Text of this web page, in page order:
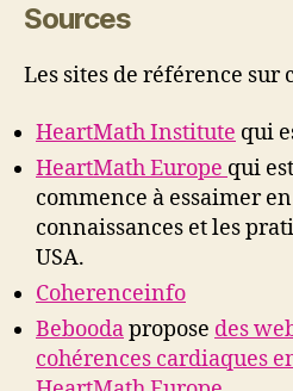
Sources
Les sites de référence sur
HeartMath Institute qui
HeartMath Europe qui
commence à essaimer
connaissances et les
USA.
Coherenceinfo
Beboodapropose des
cohérences cardiaques